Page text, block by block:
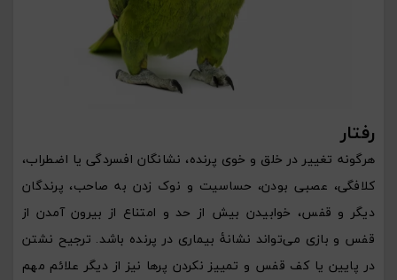
رفتار
هرگونه تغییر در خلق و خوی پرنده، نشانگان افسردگی یا اضطراب،
کلافگی، عصبی بودن، حساسیت و نوک زدن به صاحب، پرندگان
دیگر و قفس، خوابیدن بیش از حد و امتناع از بیرون آمدن از
قفس و بازی می‌تواند نشانۀ بیماری در پرنده باشد. ترجیح نشتن
در پایین یا کف قفس و تمییز نکردن پرها نیز از دیگر علائم مهم